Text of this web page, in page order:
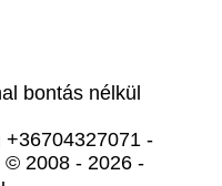
bontás nélkül
-
© 2008 - 2026 -